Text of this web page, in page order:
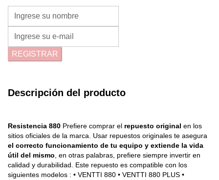
REGISTRAR
Descripción del producto
Resistencia 880 Prefiere comprar el repuesto original en los
sitios oficiales de la marca. Usar repuestos originales te asegura
el correcto funcionamiento de tu equipo y extiende la vida
útil del mismo, en otras palabras, prefiere siempre invertir en
calidad y durabilidad. Este repuesto es compatible con los
siguientes modelos : • VENTTI 880 • VENTTI 880 PLUS •